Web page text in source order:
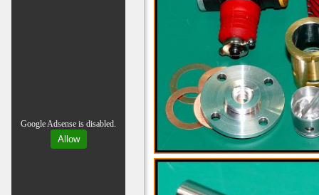
Google Adsense is disabled.
Allow